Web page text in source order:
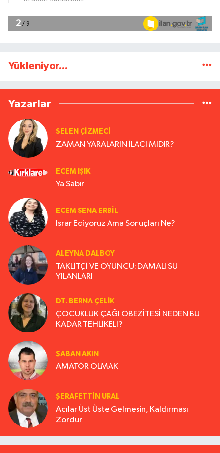
Yükleniyor...
Yazarlar
SELEN ÇİZMECİ
ZAMAN YARALARIN İLACI MIDIR?
ECEM IŞIK
Ya Sabır
ECEM SENA ERBIL
Israr Ediyoruz Ama Sonuçları Ne?
ALEYNA DALBOY
TAKLİTÇİ VE OYUNCU: DAMALI SU
YILANLARI
DT. BERNA ÇELIK
ÇOCUKLUK ÇAĞI OBEZİTESİ NEDEN BU
KADAR TEHLİKELİ?
ŞABAN AKIN
AMATÖR OLMAK
ŞERAFETTIN URAL
Acılar Üst Üste Gelmesin, Kaldırması
Zordur